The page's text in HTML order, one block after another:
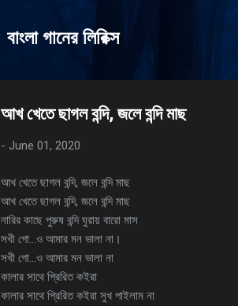
বাংলা গানের লিরিক্স
আখ খেতে ছাগল বন্দি, জলে বন্দি মাছ
- June 01, 2020
আখ খেতে ছাগল বন্দি, জলে বন্দি মাছ
আখ খেতে ছাগল বন্দি, জলে বন্দি মাছ
নারির কাছে পুরুষ বন্দি ঘুরায় বারো মাস
সখী গো…ও আমার মন ভালা না।
সখী গো…ও আমার মন ভালা না
কালার সাথে প্রিরিত কইরা
কালার সাথে প্রিরিত কইরা সুখ পাইলাম না